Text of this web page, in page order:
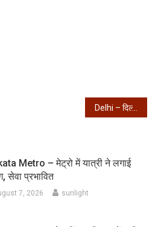
Delhi – दिल्ली मेट्रो स्टाफ क्वार्टर में लगी आग, बच्ची समेत 3 की मौत
Metro – मेट्रो में यात्री ने लगाई
सेवा प्रभावित
7, 2026 sunlight